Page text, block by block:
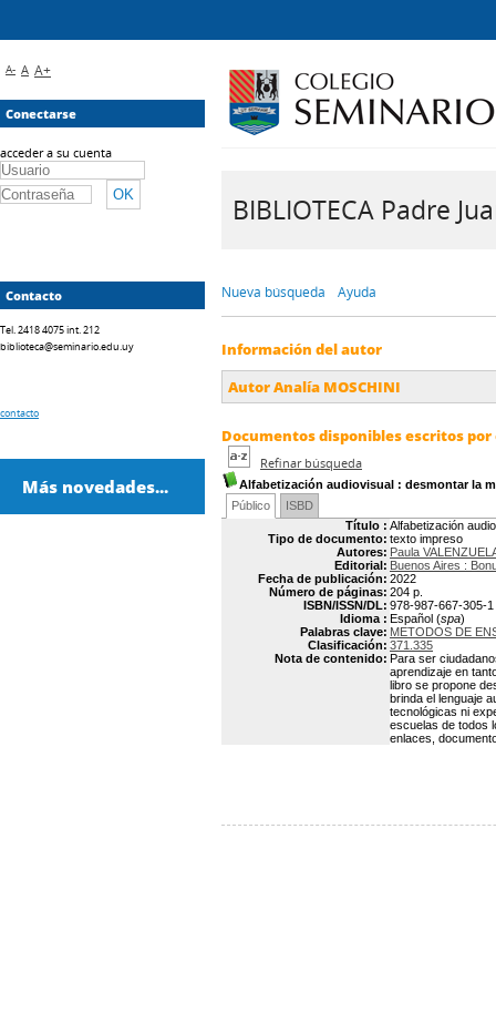
BIBLIOTECA Padre
Nueva búsqueda Ayuda
Información del autor
Autor Analía MOSCHINI
Documentos disponibles escritos
Refinar búsqueda
Alfabetización audiovisual : desmontar la
Público
ISBD
Título : Alfabetización
Tipo de documento: texto impreso
Autores: Paula
Editorial: Buenos Aires :
Fecha de publicación: 2022
Número de páginas: 204 p.
ISBN/ISSN/DL: 978-987-667-305-1
Idioma : Español (spa)
Palabras clave: METODOS DE
Clasificación: 371.335
Nota de contenido: Para ser
aprendizaje en
libro se propone
brinda el lenguaje
tecnológicas ni
escuelas de todos
enlaces,
A- A A+
Conectarse
acceder a su cuenta
Contacto
Tel. 2418 4075 int. 212
biblioteca@seminario.edu.uy
contacto
Más novedades...